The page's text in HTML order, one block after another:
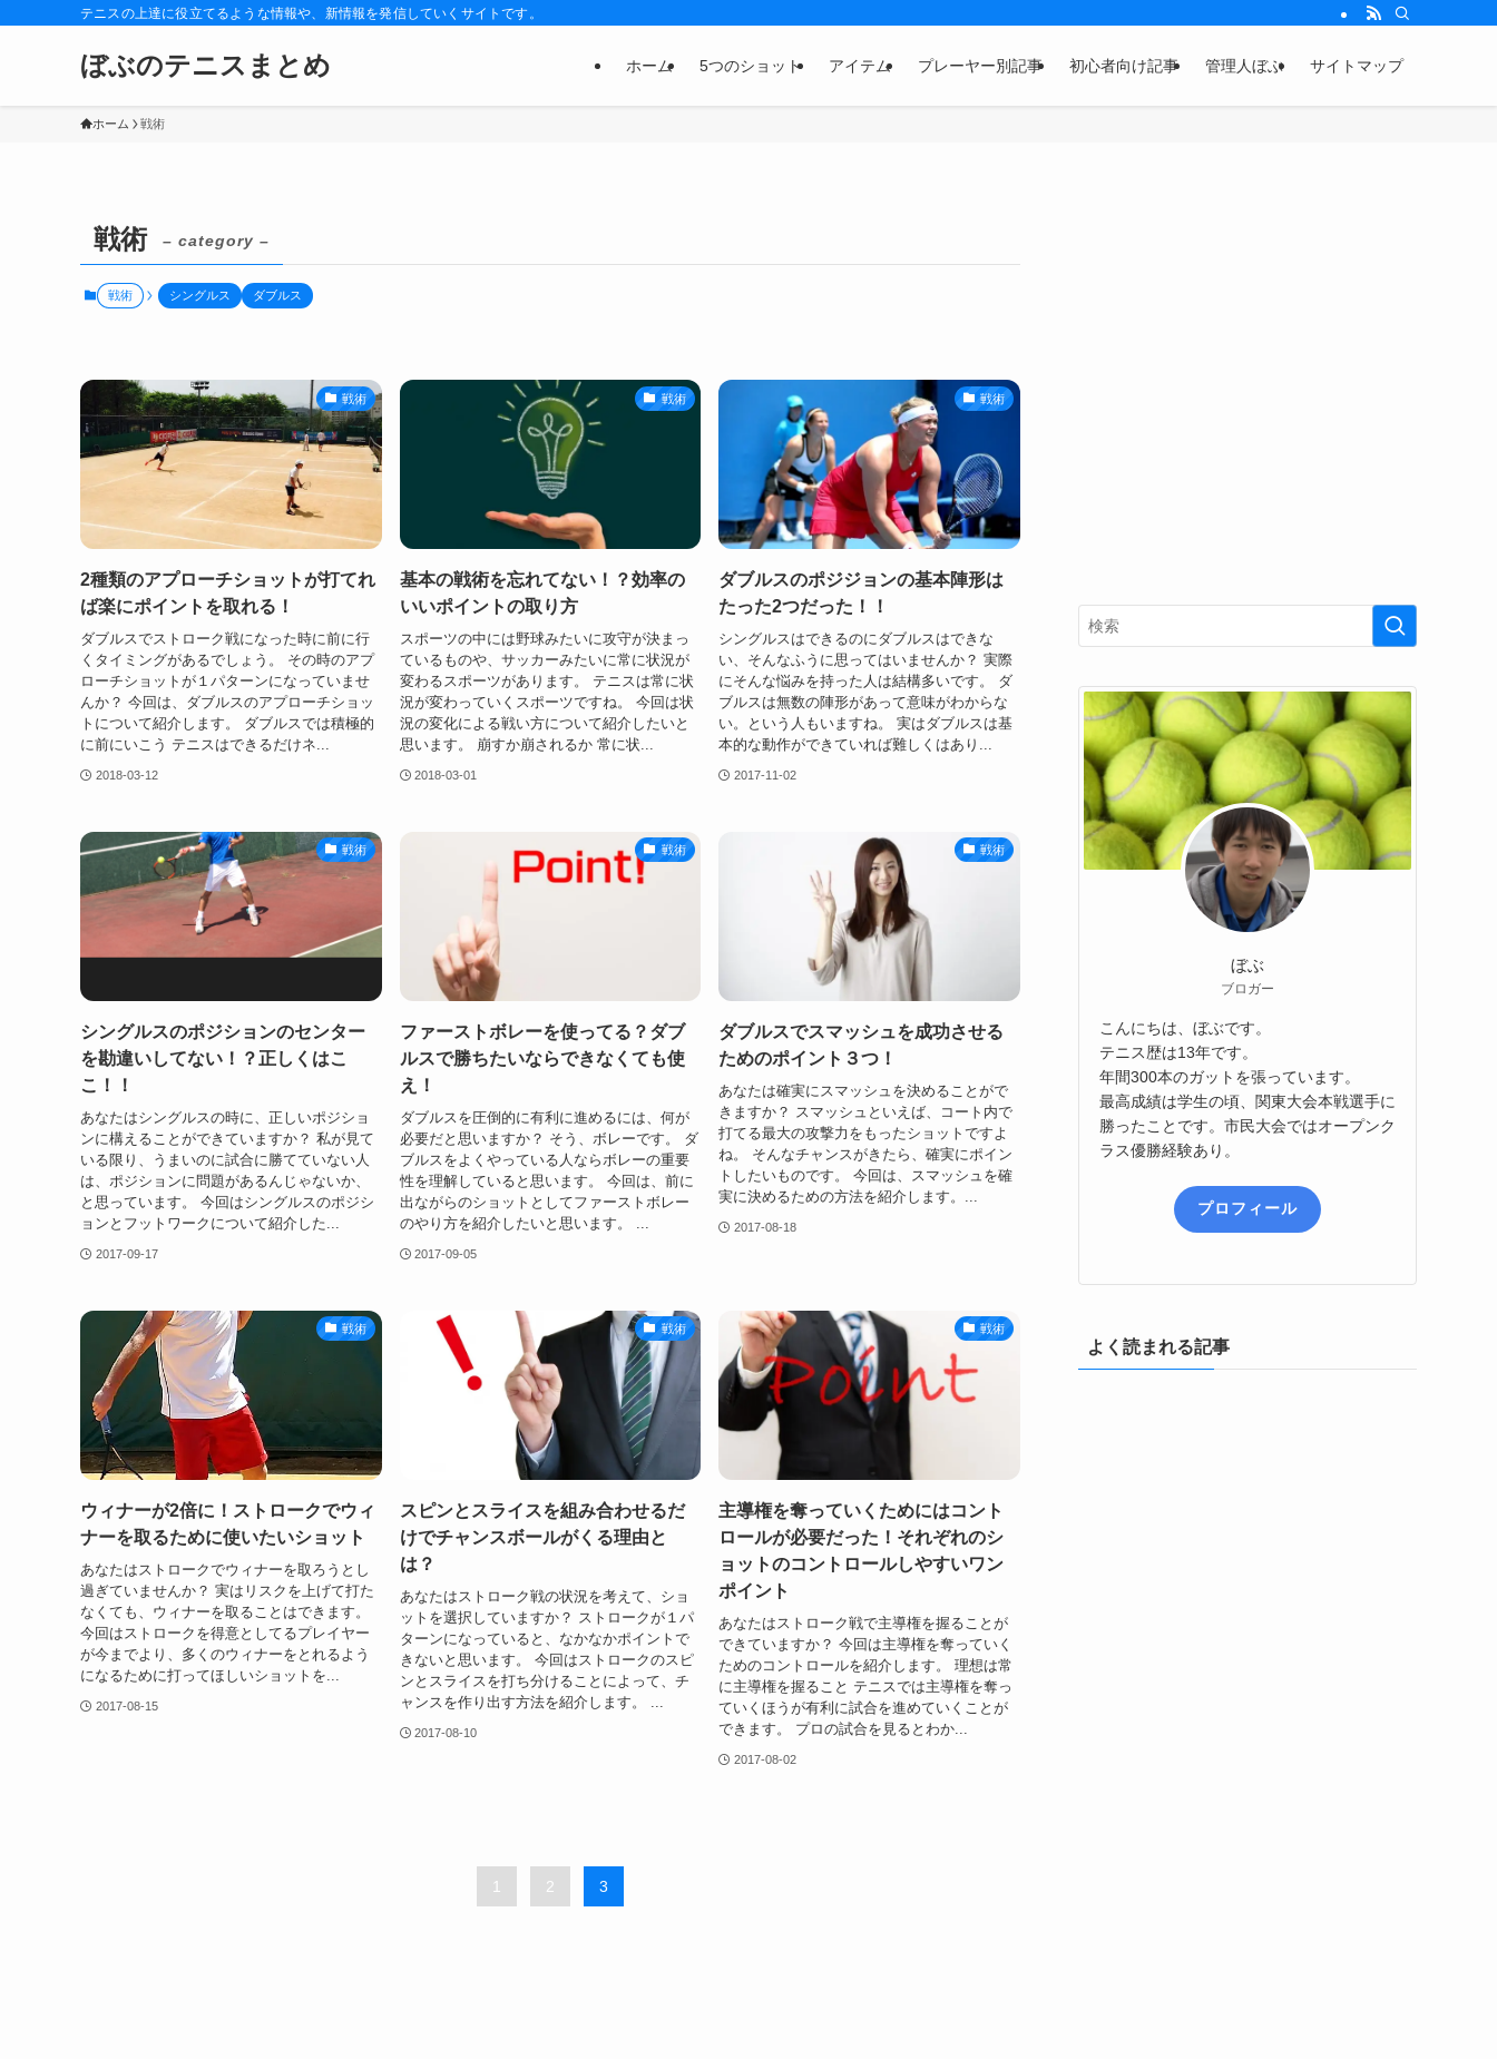
テニスの上達に役立てるような情報や、新情報を発信していくサイトです。
ぼぶのテニスまとめ ホーム 5つのショット アイテム プレーヤー別記事 初心者向け記事 管理人ぼぶ サイトマップ
ホーム 戦術
戦術 – category –
戦術 シングルス ダブルス
戦術
2種類のアプローチショットが打てれ
ば楽にポイントを取れる！
ダブルスでストローク戦になった時に前に行
くタイミングがあるでしょう。 その時のアプ
ローチショットが１パターンになっていませ
んか？ 今回は、ダブルスのアプローチショッ
トについて紹介します。 ダブルスでは積極的
に前にいこう テニスはできるだけネ...
2018-03-12
戦術
基本の戦術を忘れてない！？効率の
いいポイントの取り方
スポーツの中には野球みたいに攻守が決まっ
ているものや、サッカーみたいに常に状況が
変わるスポーツがあります。 テニスは常に状
況が変わっていくスポーツですね。 今回は状
況の変化による戦い方について紹介したいと
思います。 崩すか崩されるか 常に状...
2018-03-01
戦術
ダブルスのポジジョンの基本陣形は
たった2つだった！！
シングルスはできるのにダブルスはできな
い、そんなふうに思ってはいませんか？ 実際
にそんな悩みを持った人は結構多いです。 ダ
ブルスは無数の陣形があって意味がわからな
い。という人もいますね。 実はダブルスは基
本的な動作ができていれば難しくはあり...
2017-11-02
戦術
シングルスのポジションのセンター
を勘違いしてない！？正しくはこ
こ！！
あなたはシングルスの時に、正しいポジショ
ンに構えることができていますか？ 私が見て
いる限り、うまいのに試合に勝てていない人
は、ポジションに問題があるんじゃないか、
と思っています。 今回はシングルスのポジシ
ョンとフットワークについて紹介した...
2017-09-17
戦術
ファーストボレーを使ってる？ダブ
ルスで勝ちたいならできなくても使
え！
ダブルスを圧倒的に有利に進めるには、何が
必要だと思いますか？ そう、ボレーです。 ダ
ブルスをよくやっている人ならボレーの重要
性を理解していると思います。 今回は、前に
出ながらのショットとしてファーストボレー
のやり方を紹介したいと思います。 ...
2017-09-05
戦術
ダブルスでスマッシュを成功させる
ためのポイント３つ！
あなたは確実にスマッシュを決めることがで
きますか？ スマッシュといえば、コート内で
打てる最大の攻撃力をもったショットですよ
ね。 そんなチャンスがきたら、確実にポイン
トしたいものです。 今回は、スマッシュを確
実に決めるための方法を紹介します。...
2017-08-18
戦術
ウィナーが2倍に！ストロークでウィ
ナーを取るために使いたいショット
あなたはストロークでウィナーを取ろうとし
過ぎていませんか？ 実はリスクを上げて打た
なくても、ウィナーを取ることはできます。
今回はストロークを得意としてるプレイヤー
が今までより、多くのウィナーをとれるよう
になるために打ってほしいショットを...
2017-08-15
戦術
スピンとスライスを組み合わせるだ
けでチャンスボールがくる理由と
は？
あなたはストローク戦の状況を考えて、ショ
ットを選択していますか？ ストロークが１パ
ターンになっていると、なかなかポイントで
きないと思います。 今回はストロークのスピ
ンとスライスを打ち分けることによって、チ
ャンスを作り出す方法を紹介します。 ...
2017-08-10
戦術
主導権を奪っていくためにはコント
ロールが必要だった！それぞれのシ
ョットのコントロールしやすいワン
ポイント
あなたはストローク戦で主導権を握ることが
できていますか？ 今回は主導権を奪っていく
ためのコントロールを紹介します。 理想は常
に主導権を握ること テニスでは主導権を奪っ
ていくほうが有利に試合を進めていくことが
できます。 プロの試合を見るとわか...
2017-08-02
1 2 3
ぼぶ
ブロガー
こんにちは、ぼぶです。
テニス歴は13年です。
年間300本のガットを張っています。
最高成績は学生の頃、関東大会本戦選手に
勝ったことです。市民大会ではオープンク
ラス優勝経験あり。
プロフィール
よく読まれる記事